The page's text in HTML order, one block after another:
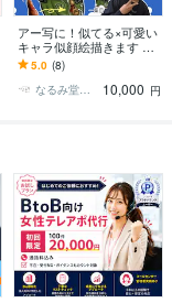
アー写に！似てる×可愛い
キャラ似顔絵描きます 音
楽活動やアート活動に！
衣装や表情変更などでセ
ット販売も可！
5.0 (8)
なるみ堂創作工房
10,000 円